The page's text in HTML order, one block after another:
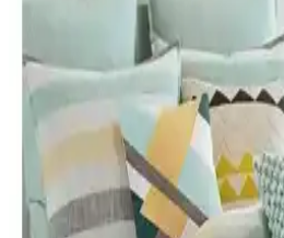
ve nefes alabilir mikrofiber yüzeyiyle
bakım kolaylığı ile günlük kullanım için
Yataş Dacron Quallofil Tek
Yüksek Isı Yalıtımı ve
Tasarım
Yataş Dacron Quallofil Tek Kişilik XL
ve üstün ısı yalıtımıyla dört mevsim
tasarımıyla konfor sağlar.